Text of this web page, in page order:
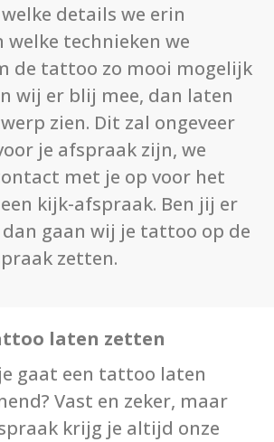
details we erin
welke technieken we
de tattoo zo mooi mogelijk
wij er blij mee, dan laten
zien. Dit zal ongeveer
je afspraak zijn, we
met je op voor het
kijk-afspraak. Ben jij er
gaan wij je tattoo op de
zetten.
laten zetten
gaat een tattoo laten
Vast en zeker, maar
krijg je altijd onze